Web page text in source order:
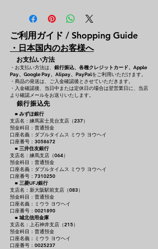
ご利用ガイド / Shopping Guide
・日本国内のお客様へ
お支払い方法
・お支払い方法は、 銀行振込、各種クレジットカード、 Apple
Pay、Google Pay、Alipay、PayPalをご利用いただけます。
・商品の発送は、ご入金確認後とさせていただきます。
・入金確認後、当日中または定休日の場合は翌営業日に、当店
より確認メールをお送りいたします。
銀行振込先
■ みずほ銀行
支店名：練馬富士見台支店（237）
預金科目：普通預金
口座名義：ダブルタイムス ミウラ ヨウヘイ
口座番号：3058672
■ 三井住友銀行
支店名：練馬支店（064）
預金科目：普通預金
口座名義：ダブルタイムス ミウラ ヨウヘイ
口座番号：7310250
■ 三菱UFJ銀行
支店名：新大阪駅前支店（083）
預金科目：普通預金
口座名義：ミウラ ヨウヘイ
口座番号：0021890
■ 城北信用金庫
支店名：上石神井支店（215）
預金科目：普通預金
口座名義：ミウラ ヨウヘイ
口座番号：0025237